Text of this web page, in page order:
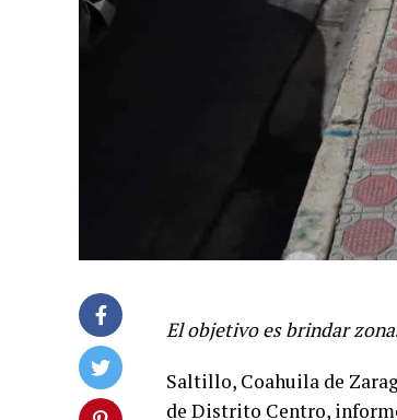
El objetivo es brindar
Saltillo, Coahuila de
de Distrito Centro,